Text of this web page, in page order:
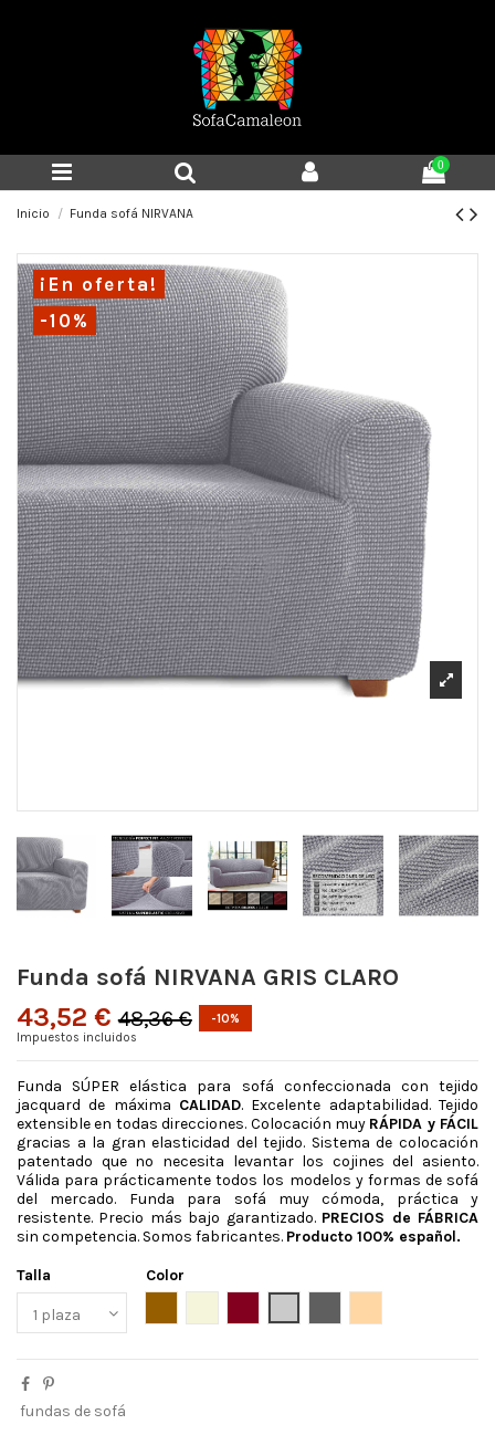
0
Inicio Funda sofá NIRVANA
¡En oferta!
-10%
Funda sofá NIRVANA GRIS CLARO
43,52 € 48,36 €
-10%
Impuestos incluidos
Funda SÚPER elástica para sofá confeccionada con tejido
jacquard de máxima CALIDAD. Excelente adaptabilidad. Tejido
extensible en todas direcciones. Colocación muy RÁPIDA y FÁCIL
gracias a la gran elasticidad del tejido. Sistema de colocación
patentado que no necesita levantar los cojines del asiento.
Válida para prácticamente todos los modelos y formas de sofá
del mercado. Funda para sofá muy cómoda, práctica y
resistente. Precio más bajo garantizado. PRECIOS de FÁBRICA
sin competencia. Somos fabricantes. Producto 100% español.
Talla
Color
fundas de sofá